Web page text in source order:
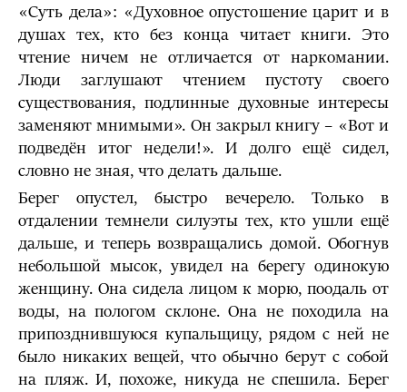
«Суть дела»: «Духовное опустошение царит и в
душах тех, кто без конца читает книги. Это
чтение ничем не отличается от наркомании.
Люди заглушают чтением пустоту своего
существования, подлинные духовные интересы
заменяют мнимыми». Он закрыл книгу – «Вот и
подведён итог недели!». И долго ещё сидел,
словно не зная, что делать дальше.
Берег опустел, быстро вечерело. Только в
отдалении темнели силуэты тех, кто ушли ещё
дальше, и теперь возвращались домой. Обогнув
небольшой мысок, увидел на берегу одинокую
женщину. Она сидела лицом к морю, поодаль от
воды, на пологом склоне. Она не походила на
припозднившуюся купальщицу, рядом с ней не
было никаких вещей, что обычно берут с собой
на пляж. И, похоже, никуда не спешила. Берег